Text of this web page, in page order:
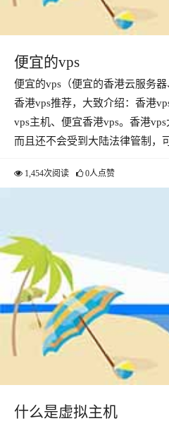
便宜的vps
便宜的vps（便宜的香港云服务器
香港vps推荐，大致介绍：香港
vps主机、便宜香港vps。香港vps
而且还不会受到大陆法律管制，
1,454次阅读 0人点赞
什么是虚拟主机